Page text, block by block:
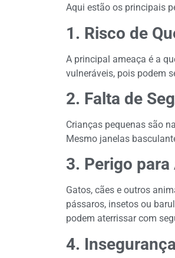
Aqui estão os principais
1. Risco de
A principal ameaça é a
vulneráveis, pois podem
2. Falta de
Crianças pequenas são
Mesmo janelas
3. Perigo
Gatos, cães e outros
pássaros, insetos ou
podem aterrissar com
4.